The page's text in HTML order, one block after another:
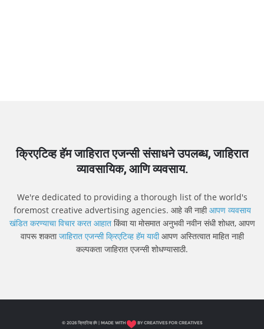
क्रिएटिव्ह हॅम जाहिरात एजन्सी संसाधने उपलब्ध, जाहिरात
व्यावसायिक, आणि व्यवसाय.
We're dedicated to providing a thorough list of the world's
foremost creative advertising agencies. आहे की नाहीआपण व्यवसाय
खंडित करण्याचा विचार करत आहातकिंवा या मोसमात अनुभवी नवीन संधी शोधत, आपण
वापरू शकताजाहिरात एजन्सी क्रिएटिव्ह हॅम यादीआपण अस्तित्वात माहित नाही
कल्पकता जाहिरात एजन्सी शोधण्यासाठी.
© 2026 क्रिएटिव्ह हॅम | MADE WITH BY CREATIVES FOR CREATIVES